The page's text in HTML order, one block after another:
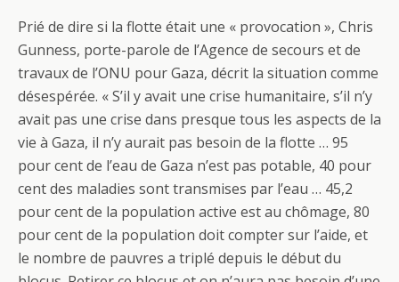
Prié de dire si la flotte était une « provocation », Chris
Gunness, porte-parole de l’Agence de secours et de
travaux de l’ONU pour Gaza, décrit la situation comme
désespérée. « S’il y avait une crise humanitaire, s’il n’y
avait pas une crise dans presque tous les aspects de la
vie à Gaza, il n’y aurait pas besoin de la flotte … 95
pour cent de l’eau de Gaza n’est pas potable, 40 pour
cent des maladies sont transmises par l’eau … 45,2
pour cent de la population active est au chômage, 80
pour cent de la population doit compter sur l’aide, et
le nombre de pauvres a triplé depuis le début du